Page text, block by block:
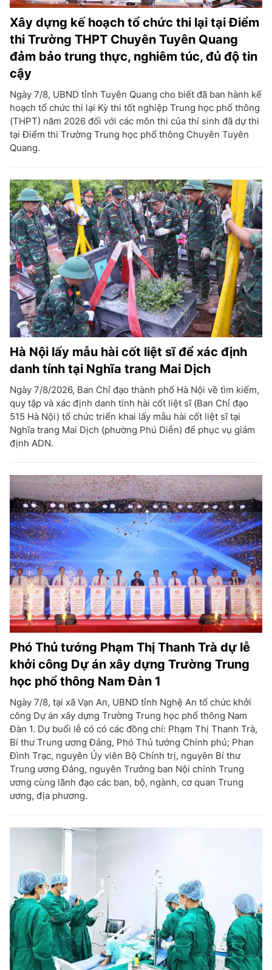
Xây dựng kế hoạch tổ chức thi lại tại Điểm
thi Trường THPT Chuyên Tuyên Quang
đảm bảo trung thực, nghiêm túc, đủ độ tin
cậy
Ngày 7/8, UBND tỉnh Tuyên Quang cho biết đã ban hành kế
hoạch tổ chức thi lại Kỳ thi tốt nghiệp Trung học phổ thông
(THPT) năm 2026 đối với các môn thi của thí sinh đã dự thi
tại Điểm thi Trường Trung học phổ thông Chuyên Tuyên
Quang.
Hà Nội lấy mẫu hài cốt liệt sĩ để xác định
danh tính tại Nghĩa trang Mai Dịch
Ngày 7/8/2026, Ban Chỉ đạo thành phố Hà Nội về tìm kiếm,
quy tập và xác định danh tính hài cốt liệt sĩ (Ban Chỉ đạo
515 Hà Nội) tổ chức triển khai lấy mẫu hài cốt liệt sĩ tại
Nghĩa trang Mai Dịch (phường Phú Diễn) để phục vụ giám
định ADN.
Phó Thủ tướng Phạm Thị Thanh Trà dự lễ
khởi công Dự án xây dựng Trường Trung
học phổ thông Nam Đàn 1
Ngày 7/8, tại xã Vạn An, UBND tỉnh Nghệ An tổ chức khởi
công Dự án xây dựng Trường Trung học phổ thông Nam
Đàn 1. Dự buổi lễ có có các đồng chí: Phạm Thị Thanh Trà,
Bí thư Trung ương Đảng, Phó Thủ tướng Chính phủ; Phan
Đình Trạc, nguyên Ủy viên Bộ Chính trị, nguyên Bí thư
Trung ương Đảng, nguyên Trưởng ban Nội chính Trung
ương cùng lãnh đạo các ban, bộ, ngành, cơ quan Trung
ương, địa phương.